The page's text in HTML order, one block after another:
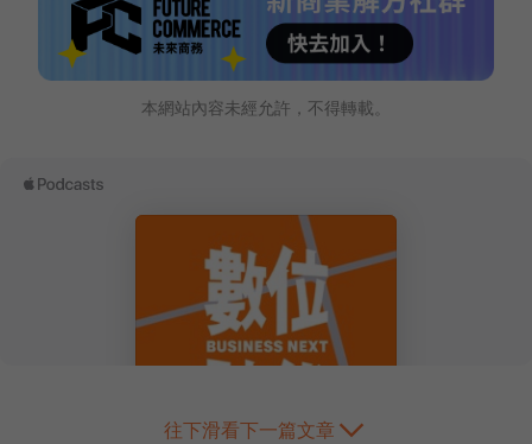
本網站內容未經允許，不得轉載。
往下滑看下一篇文章